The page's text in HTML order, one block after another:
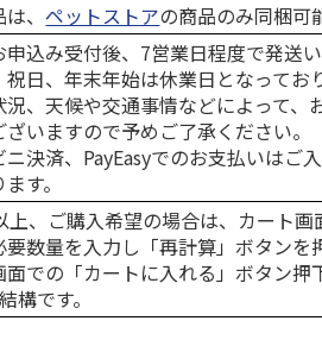
サ
獣医師開発 ニオイ
をとる砂専用 猫ト
イレ ナチュラルグ
レー
1,550円
(送料別・税込)
無添加良品 カム
ムデンタルコーン
ぐるぐるボーン
…
470円
(送料別・税込)
は、ペットストアの商品のみ同梱可
込み受付後、7営業日程度で発送い
日、年末年始は休業日となっており
、天候や交通事情などによって、
ざいますので予めご了承ください。
決済、PayEasyでのお支払いはご
す。
、ご購入希望の場合は、カート画
要数量を入力し「再計算」ボタンを
面での「カートに入れる」ボタン押
構です。